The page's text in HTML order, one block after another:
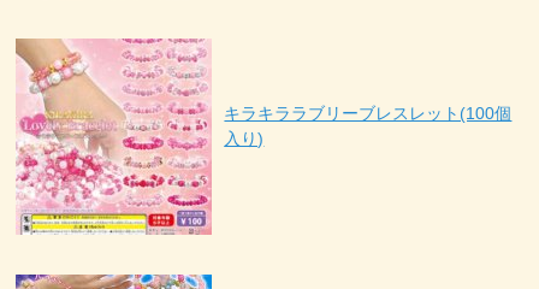
キラキララブリーブレスレット(100個
入り)